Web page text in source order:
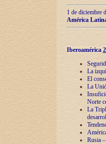
1 de diciembre
América
Iberoamérica
La
El
La
Norte
La
Rusia